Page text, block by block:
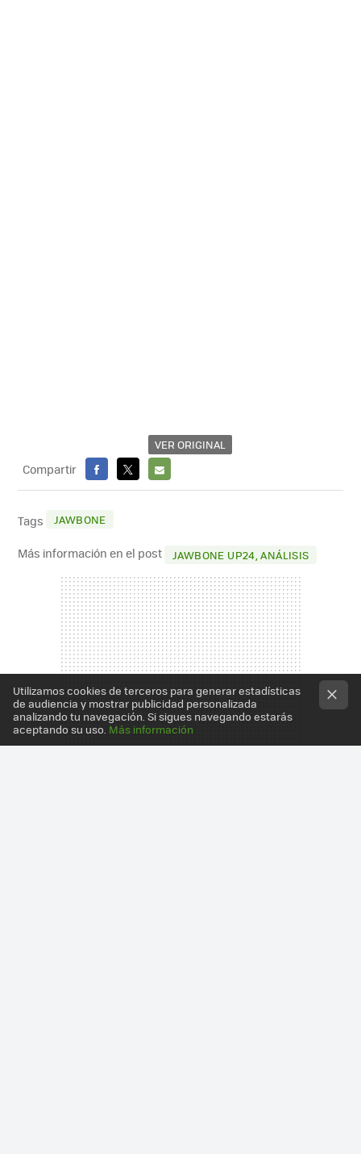
VER ORIGINAL
Compartir
FACEBOOK
X
E-
Tags JAWBONE
Más información en el post JAWBONE UP24, ANÁLISIS
Utilizamos cookies de terceros para generar estadísticas
de audiencia y mostrar publicidad personalizada
analizando tu navegación. Si sigues navegando estarás
aceptando su uso. Más información